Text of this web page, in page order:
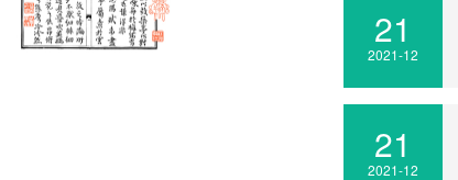
21
2021-12
21
2021-12